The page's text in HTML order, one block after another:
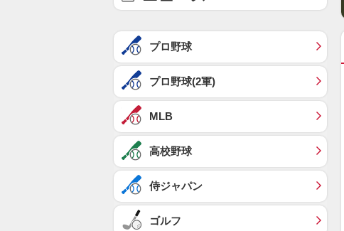
プロ野球
プロ野球(2軍)
MLB
高校野球
侍ジャパン
ゴルフ